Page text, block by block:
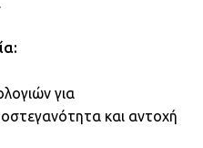
για
και αντοχή